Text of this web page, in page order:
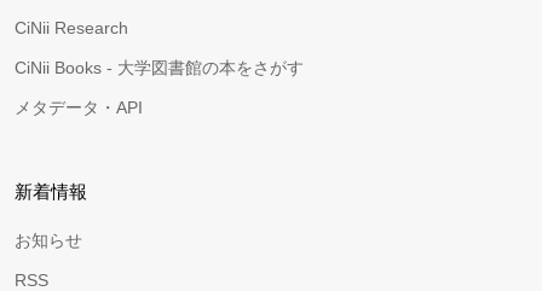
CiNii Research
CiNii Books - 大学図書館の本をさがす
メタデータ・API
新着情報
お知らせ
RSS